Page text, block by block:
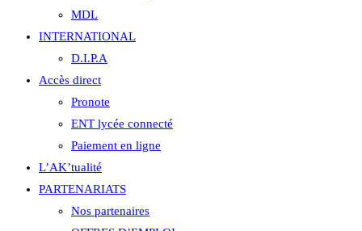
MDL
INTERNATIONAL
D.I.P.A
Accès direct
Pronote
ENT lycée connecté
Paiement en ligne
L’AK’tualité
PARTENARIATS
Nos partenaires